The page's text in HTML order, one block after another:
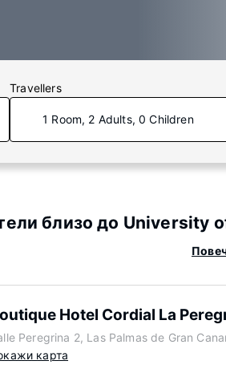
Travellers
1 Room, 2 Adults, 0 Children
близо до University
Hotel Cordial La
Peregrina 2, Las Palmas de Gran
карта